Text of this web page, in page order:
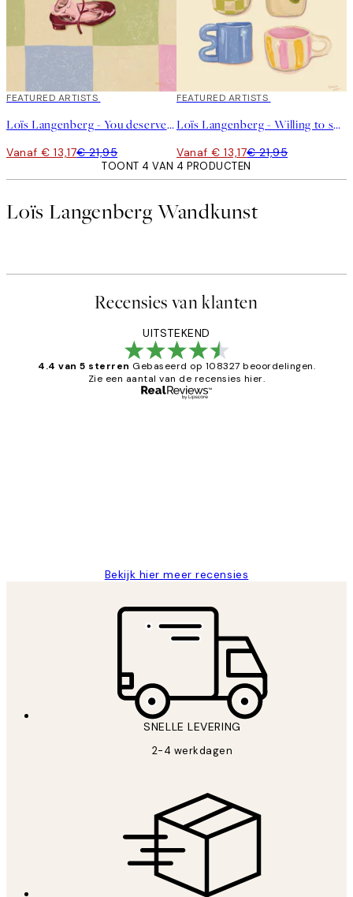
40%*
FEATURED ARTISTS
Loïs Langenberg - You deserve a little treat Poster
Vanaf € 13,17€ 21,95
40%*
FEATURED ARTISTS
Loïs Langenberg - Willing to share my Coffe with you Poster
Vanaf € 13,17€ 21,95
TOONT 4 VAN 4 PRODUCTEN
Loïs Langenberg Wandkunst
Recensies van klanten
UITSTEKEND
4.4 van 5 sterren Gebaseerd op 108327 beoordelingen.
Zie een aantal van de recensies hier.
Bekijk hier meer recensies
SNELLE LEVERING
2-4 werkdagen